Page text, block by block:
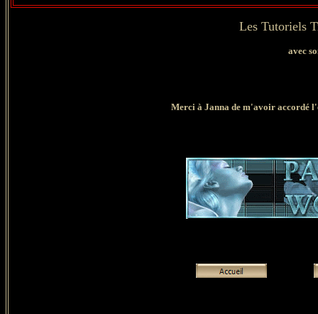
Les Tutoriels
avec
Merci à Janna de m'avoir accordé